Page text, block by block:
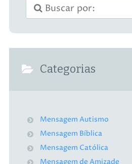
Categorias
Mensagem Autismo
Mensagem Bíblica
Mensagem Católica